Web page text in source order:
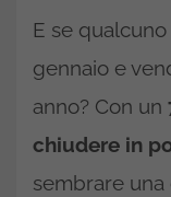
E se
gennaio e
anno? Con un
chiudere in
sembrare una